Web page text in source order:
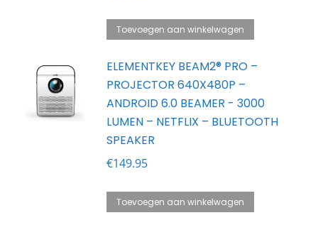
Toevoegen aan winkelwagen
ELEMENTKEY BEAM2® PRO –
PROJECTOR 640X480P –
ANDROID 6.0 BEAMER - 3000
LUMEN – NETFLIX – BLUETOOTH
SPEAKER
€149.95
Toevoegen aan winkelwagen